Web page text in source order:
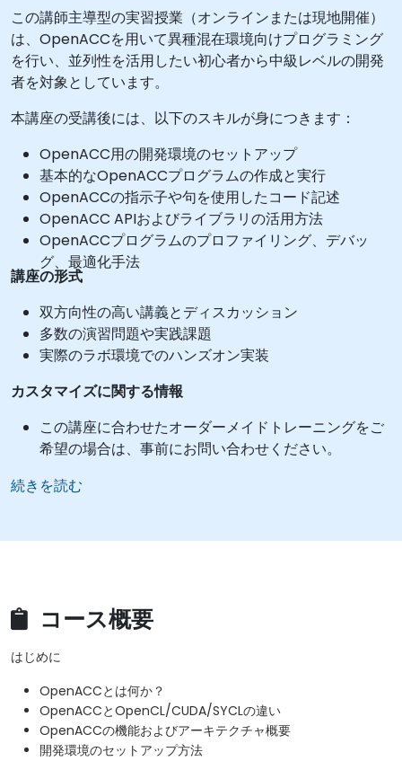
この講師主導型の実習授業（オンラインまたは現地開催）
は、OpenACCを用いて異種混在環境向けプログラミング
を行い、並列性を活用したい初心者から中級レベルの開発
者を対象としています。
本講座の受講後には、以下のスキルが身につきます：
OpenACC用の開発環境のセットアップ
基本的なOpenACCプログラムの作成と実行
OpenACCの指示子や句を使用したコード記述
OpenACC APIおよびライブラリの活用方法
OpenACCプログラムのプロファイリング、デバッ
グ、最適化手法
講座の形式
双方向性の高い講義とディスカッション
多数の演習問題や実践課題
実際のラボ環境でのハンズオン実装
カスタマイズに関する情報
この講座に合わせたオーダーメイドトレーニングをご
希望の場合は、事前にお問い合わせください。
続きを読む
コース概要
はじめに
OpenACCとは何か？
OpenACCとOpenCL/CUDA/SYCLの違い
OpenACCの機能およびアーキテクチャ概要
開発環境のセットアップ方法